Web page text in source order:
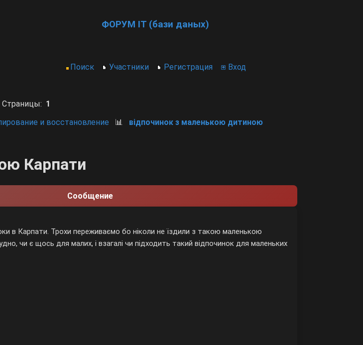
ФОРУМ IT (бази даных)
Поиск Участники Регистрация Вход
Страницы: 1
и восстановление 📊 відпочинок з маленькою дитиною
Карпати
Сообщение
в Карпати. Трохи переживаємо бо ніколи не їздили з такою маленькою
чи є щось для малих, і взагалі чи підходить такий відпочинок для маленьких